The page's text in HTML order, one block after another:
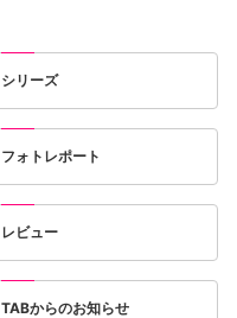
シリーズ
フォトレポート
レビュー
TABからのお知らせ